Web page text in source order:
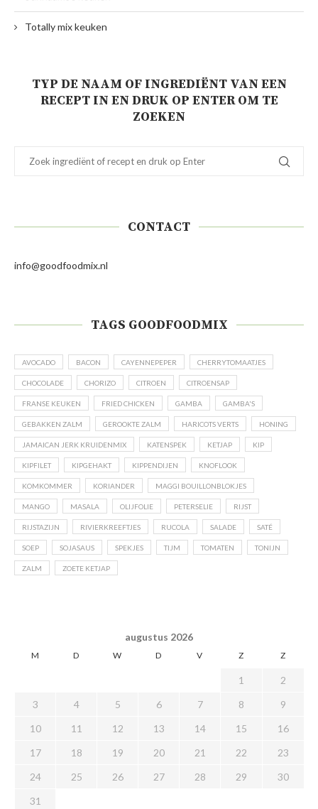
Totally mix keuken
TYP DE NAAM OF INGREDIËNT VAN EEN
RECEPT IN EN DRUK OP ENTER OM TE
ZOEKEN
CONTACT
info@goodfoodmix.nl
TAGS GOODFOODMIX
AVOCADO BACON CAYENNEPEPER CHERRYTOMAATJES
CHOCOLADE CHORIZO CITROEN CITROENSAP
FRANSE KEUKEN FRIED CHICKEN GAMBA GAMBA'S
GEBAKKEN ZALM GEROOKTE ZALM HARICOTS VERTS HONING
JAMAICAN JERK KRUIDENMIX KATENSPEK KETJAP KIP
KIPFILET KIPGEHAKT KIPPENDIJEN KNOFLOOK
KOMKOMMER KORIANDER MAGGI BOUILLONBLOKJES
MANGO MASALA OLIJFOLIE PETERSELIE RIJST
RIJSTAZIJN RIVIERKREEFTJES RUCOLA SALADE SATÉ
SOEP SOJASAUS SPEKJES TIJM TOMATEN TONIJN
ZALM ZOETE KETJAP
augustus 2026
M D W D V Z Z
1
2
3
4 5 6 7 8
9
10
11 12 13 14 15
16
17
18 19 20 21 22
23
24
25 26 27 28 29
30
31